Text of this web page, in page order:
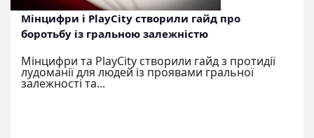
Мінцифри і PlayCity створили гайд про
боротьбу із гральною залежністю
Мінцифри та PlayCity створили гайд з протидії
лудоманії для людей із проявами гральної
залежності та...